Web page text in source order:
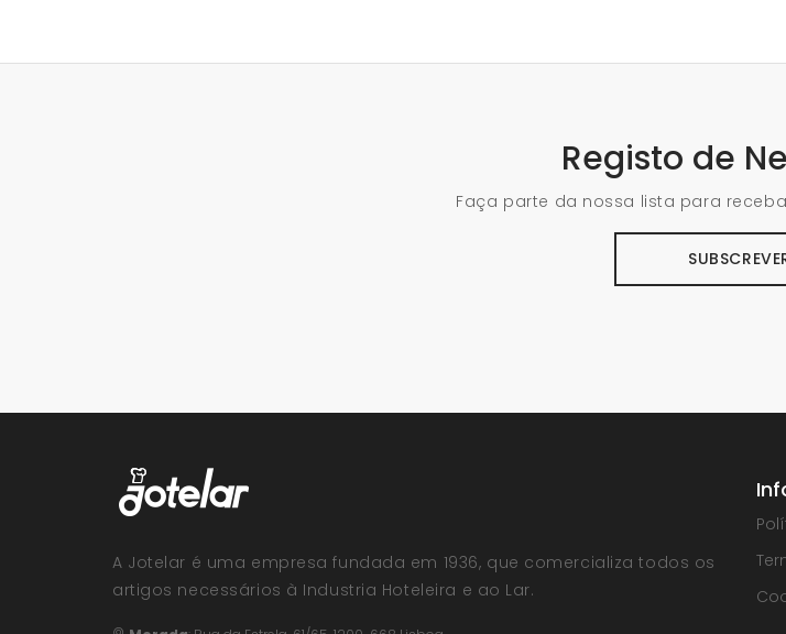
Registo de
Faça parte da nossa lista para
A Jotelar é uma empresa fundada em 1936, que comercializa todos os
artigos necessários à Industria Hoteleira e ao Lar.